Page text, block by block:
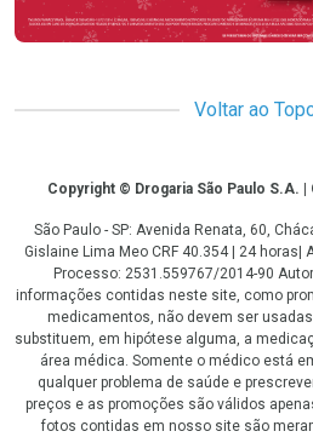
Voltar ao
CopyrightCopyright © Drogaria São Paulo S.A.
São Paulo - SP: Avenida Renata, 60,
Gislaine Lima Meo CRF 40.354 | 24
Processo: 2531.559767/2014-90
informações contidas neste site, como
medicamentos, não devem ser
substituem, em hipótese alguma, a
área médica. Somente o médico está
qualquer problema de saúde e
preços e as promoções são válidos
fotos contidas em nosso site são